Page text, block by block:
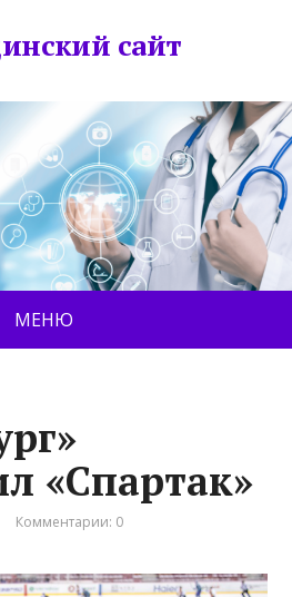
сайт
МЕНЮ
«Спартак»
Комментарии: 0